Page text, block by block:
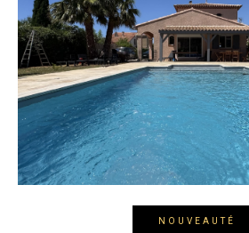
NOUVEAUTÉ
Budget
Budget
Surface
Surface
Pièces
Pièces